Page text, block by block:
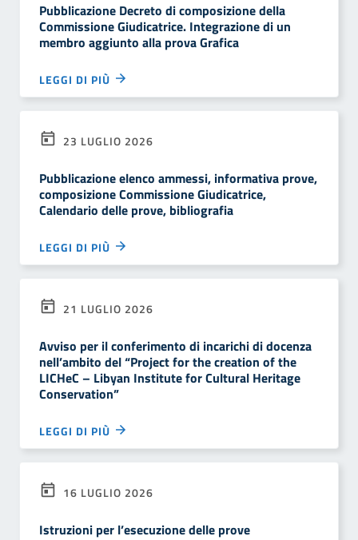
Pubblicazione Decreto di composizione della
Commissione Giudicatrice. Integrazione di un
membro aggiunto alla prova Grafica
LEGGI DI PIÙ
23 LUGLIO 2026
Pubblicazione elenco ammessi, informativa prove,
composizione Commissione Giudicatrice,
Calendario delle prove, bibliografia
LEGGI DI PIÙ
21 LUGLIO 2026
Avviso per il conferimento di incarichi di docenza
nell’ambito del “Project for the creation of the
LICHeC – Libyan Institute for Cultural Heritage
Conservation”
LEGGI DI PIÙ
16 LUGLIO 2026
Istruzioni per l’esecuzione delle prove